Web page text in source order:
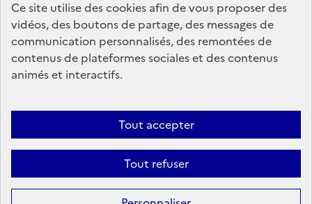
Ce site utilise des cookies afin de vous proposer des
vidéos, des boutons de partage, des messages de
communication personnalisés, des remontées de
contenus de plateformes sociales et des contenus
animés et interactifs.
Tout accepter
Tout refuser
legifrance.gouv.fr
info.gouv.fr
service-public.gouv.fr
data.gouv.fr
Politique d’utilisation des témoins de connexion (cookies)
Politique
Mentions légales
Nous contacter
Sauf mention contraire, tous les contenus de ce site sont sous